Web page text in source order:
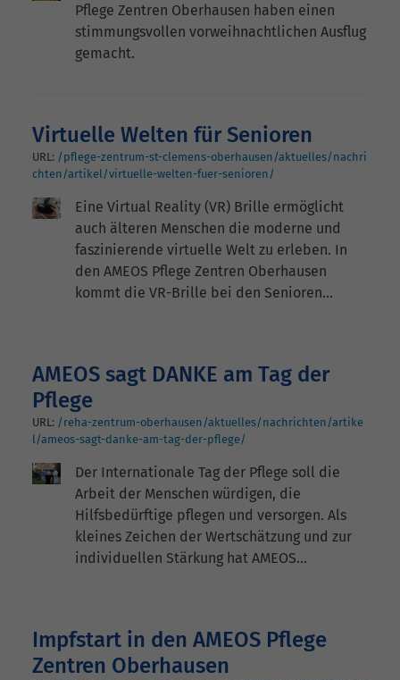
Pflege Zentren Oberhausen haben einen
stimmungsvollen vorweihnachtlichen Ausflug
gemacht.
Virtuelle Welten für Senioren
URL: /pflege-zentrum-st-clemens-oberhausen/aktuelles/nachri
chten/artikel/virtuelle-welten-fuer-senioren/
Eine Virtual Reality (VR) Brille ermöglicht
auch älteren Menschen die moderne und
faszinierende virtuelle Welt zu erleben. In
den AMEOS Pflege Zentren Oberhausen
kommt die VR-Brille bei den Senioren…
AMEOS sagt DANKE am Tag der
Pflege
URL: /reha-zentrum-oberhausen/aktuelles/nachrichten/artike
l/ameos-sagt-danke-am-tag-der-pflege/
Der Internationale Tag der Pflege soll die
Arbeit der Menschen würdigen, die
Hilfsbedürftige pflegen und versorgen. Als
kleines Zeichen der Wertschätzung und zur
individuellen Stärkung hat AMEOS…
Impfstart in den AMEOS Pflege
Zentren Oberhausen